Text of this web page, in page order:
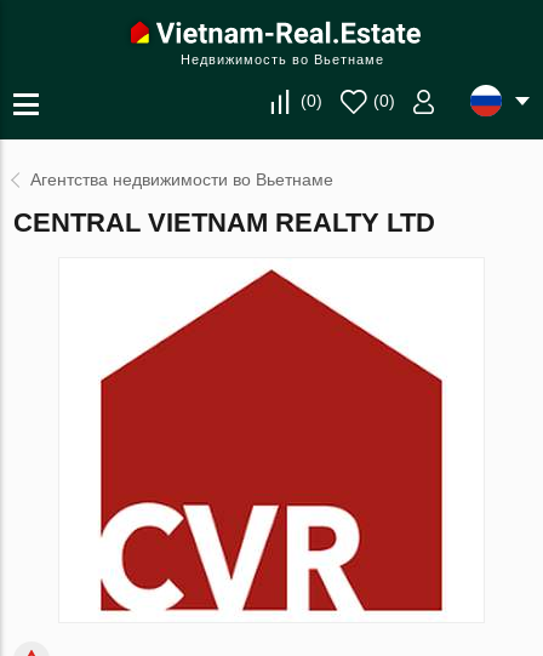
Недвижимость во Вьетнаме
(0) (0)
Агентства недвижимости во Вьетнаме
CENTRAL VIETNAM REALTY LTD